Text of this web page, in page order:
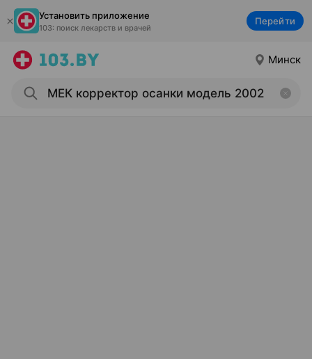
Установить приложение
103: поиск лекарств и врачей
Перейти
Минск